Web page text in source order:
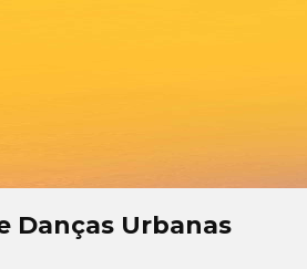
Danças Urbanas